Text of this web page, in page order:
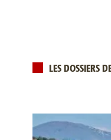
LES DOSSIERS